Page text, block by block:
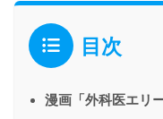
目次
漫画「外科医エリ